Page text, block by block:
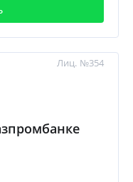
Лиц. №354